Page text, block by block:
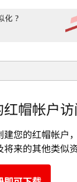
帽帐户访
建您的红帽帐户
来的其他类似资